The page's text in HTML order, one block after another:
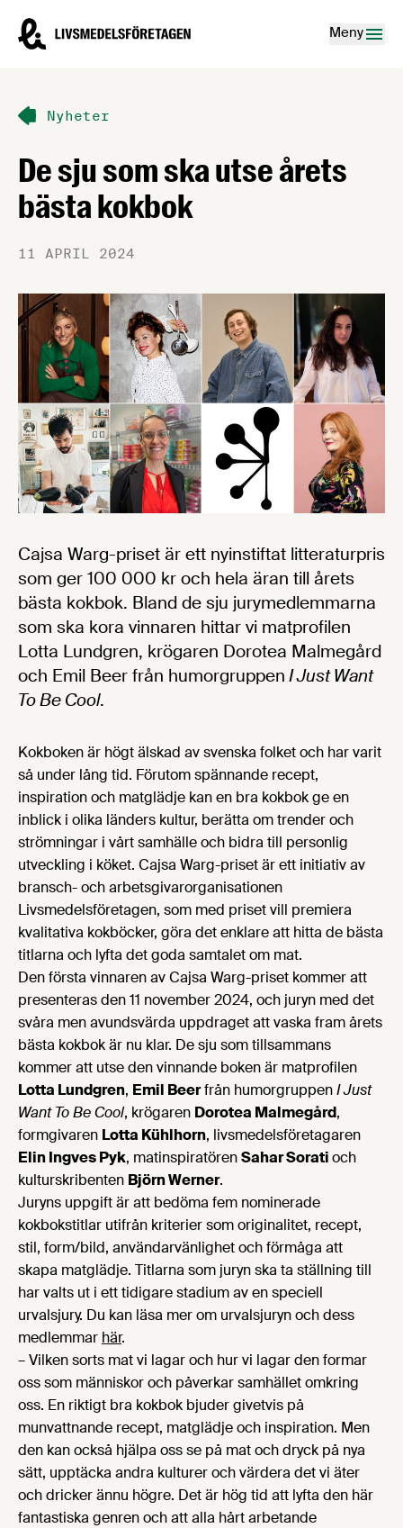
Livsmedelsföretagen – till startsidan
Meny
Nyheter
De sju som ska utse årets
bästa kokbok
11 APRIL 2024
Cajsa Warg-priset är ett nyinstiftat litteraturpris
som ger 100 000 kr och hela äran till årets
bästa kokbok. Bland de sju jurymedlemmarna
som ska kora vinnaren hittar vi matprofilen
Lotta Lundgren, krögaren Dorotea Malmegård
och Emil Beer från humorgruppen I Just Want
To Be Cool.
Kokboken är högt älskad av svenska folket och har varit
så under lång tid. Förutom spännande recept,
inspiration och matglädje kan en bra kokbok ge en
inblick i olika länders kultur, berätta om trender och
strömningar i vårt samhälle och bidra till personlig
utveckling i köket. Cajsa Warg-priset är ett initiativ av
bransch- och arbetsgivarorganisationen
Livsmedelsföretagen, som med priset vill premiera
kvalitativa kokböcker, göra det enklare att hitta de bästa
titlarna och lyfta det goda samtalet om mat.
Den första vinnaren av Cajsa Warg-priset kommer att
presenteras den 11 november 2024, och juryn med det
svåra men avundsvärda uppdraget att vaska fram årets
bästa kokbok är nu klar. De sju som tillsammans
kommer att utse den vinnande boken är matprofilen
Lotta Lundgren, Emil Beerfrån humorgruppenI Just
Want To Be Cool, krögaren Dorotea Malmegård,
formgivaren Lotta Kühlhorn, livsmedelsföretagaren
Elin Ingves Pyk, matinspiratörenSahar Soratioch
kulturskribenten Björn Werner.
Juryns uppgift är att bedöma fem nominerade
kokbokstitlar utifrån kriterier som originalitet, recept,
stil, form/bild, användarvänlighet och förmåga att
skapa matglädje. Titlarna som juryn ska ta ställning till
har valts ut i ett tidigare stadium av en speciell
urvalsjury. Du kan läsa mer om urvalsjuryn och dess
medlemmar här.
– Vilken sorts mat vi lagar och hur vi lagar den formar
oss som människor och påverkar samhället omkring
oss. En riktigt bra kokbok bjuder givetvis på
munvattnande recept, matglädje och inspiration. Men
den kan också hjälpa oss se på mat och dryck på nya
sätt, upptäcka andra kulturer och värdera det vi äter
och dricker ännu högre. Det är hög tid att lyfta den här
fantastiska genren och att alla hårt arbetande